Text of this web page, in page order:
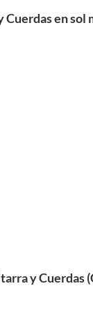
en sol
y Cuerdas